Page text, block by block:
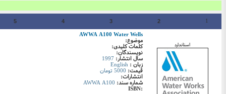
1
2
3
4
5
استاندارد
AWWA A100 Water Wells
موضوع:
کلمات کلیدی:
نویسندگان:
سال انتشار: 1997
زبان : English
قیمت: 5000 تومان
انتشارات:
شماره سند: AWWA A100
:ISBN